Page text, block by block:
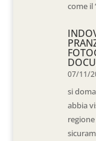
come il
07/11/
si
abbia